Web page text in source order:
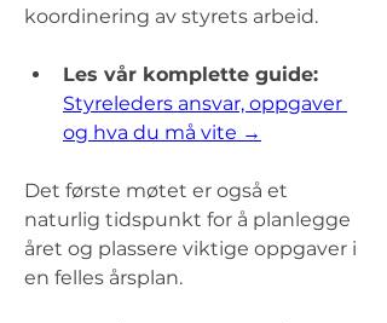
koordinering av styrets arbeid.
Les vår komplette guide:
Styreleders ansvar, oppgaver
og hva du må vite →
Det første møtet er også et
naturlig tidspunkt for å planlegge
året og plassere viktige oppgaver i
en felles årsplan.